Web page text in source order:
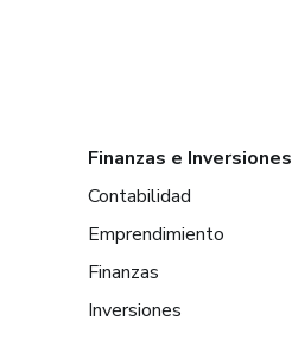
Finanzas e Inversiones
Contabilidad
Emprendimiento
Finanzas
Inversiones